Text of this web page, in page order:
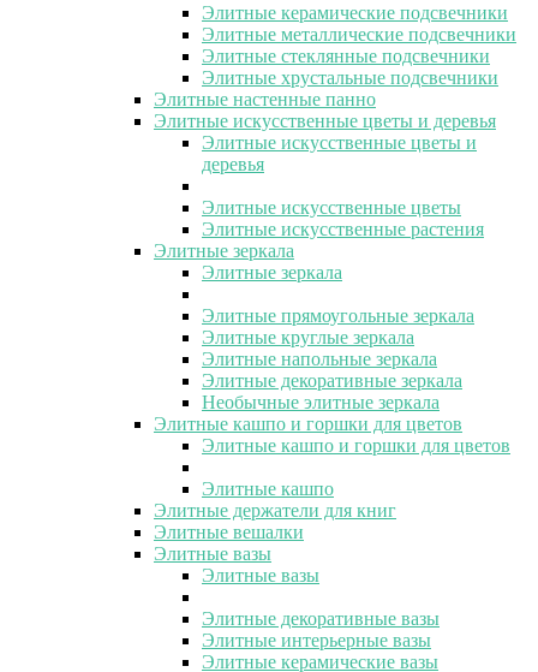
Элитные керамические подсвечники
Элитные металлические подсвечники
Элитные стеклянные подсвечники
Элитные хрустальные подсвечники
Элитные настенные панно
Элитные искусственные цветы и деревья
Элитные искусственные цветы и
деревья
Элитные искусственные цветы
Элитные искусственные растения
Элитные зеркала
Элитные зеркала
Элитные прямоугольные зеркала
Элитные круглые зеркала
Элитные напольные зеркала
Элитные декоративные зеркала
Необычные элитные зеркала
Элитные кашпо и горшки для цветов
Элитные кашпо и горшки для цветов
Элитные кашпо
Элитные держатели для книг
Элитные вешалки
Элитные вазы
Элитные вазы
Элитные декоративные вазы
Элитные интерьерные вазы
Элитные керамические вазы